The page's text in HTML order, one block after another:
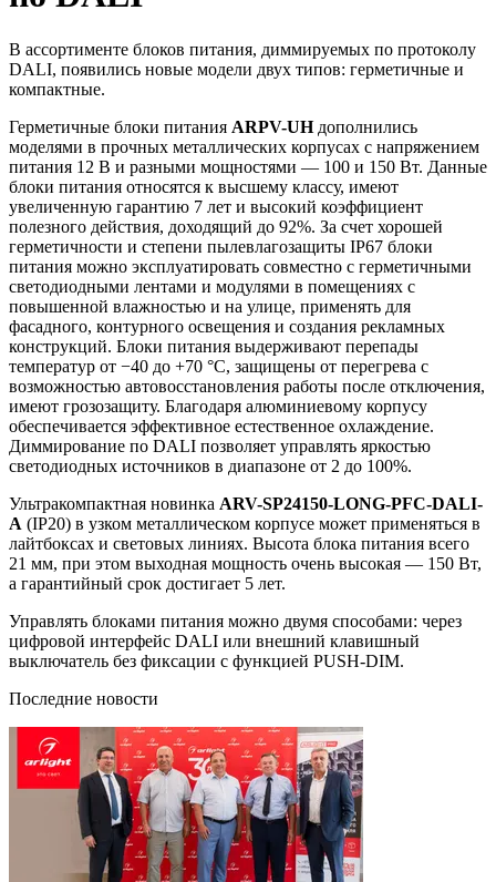
В ассортименте блоков питания, диммируемых по протоколу
DALI, появились новые модели двух типов: герметичные и
компактные.
Герметичные блоки питания ARPV-UHдополнились
моделями в прочных металлических корпусах с напряжением
питания 12 В и разными мощностями — 100 и 150 Вт. Данные
блоки питания относятся к высшему классу, имеют
увеличенную гарантию 7 лет и высокий коэффициент
полезного действия, доходящий до 92%. За счет хорошей
герметичности и степени пылевлагозащиты IP67 блоки
питания можно эксплуатировать совместно с герметичными
светодиодными лентами и модулями в помещениях с
повышенной влажностью и на улице, применять для
фасадного, контурного освещения и создания рекламных
конструкций. Блоки питания выдерживают перепады
температур от −40 до +70 °С, защищены от перегрева с
возможностью автовосстановления работы после отключения,
имеют грозозащиту. Благодаря алюминиевому корпусу
обеспечивается эффективное естественное охлаждение.
Диммирование по DALI позволяет управлять яркостью
светодиодных источников в диапазоне от 2 до 100%.
Ультракомпактная новинка ARV-SP24150-LONG-PFC-DALI-
A (IP20) в узком металлическом корпусе может применяться в
лайтбоксах и световых линиях. Высота блока питания всего
21 мм, при этом выходная мощность очень высокая — 150 Вт,
а гарантийный срок достигает 5 лет.
Управлять блоками питания можно двумя способами: через
цифровой интерфейс DALI или внешний клавишный
выключатель без фиксации с функцией PUSH-DIM.
Последние новости